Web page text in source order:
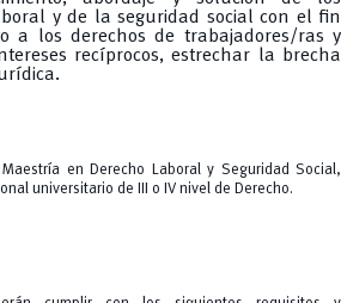
y de la seguridad social con el fin
a los derechos de trabajadores/ras y
recíprocos, estrechar la brecha
en Derecho Laboral y Seguridad Social,
universitario de III o IV nivel de Derecho.